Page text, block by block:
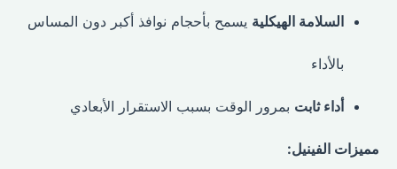
السلامة الهيكليةيسمح بأحجام نوافذ أكبر دون المساس
بالأداء
أداء ثابتبمرور الوقت بسبب الاستقرار الأبعادي
مميزات الفينيل: